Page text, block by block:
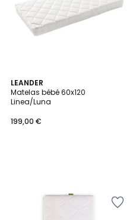
LEANDER
Matelas bébé 60x120
Linea/Luna
199,00 €